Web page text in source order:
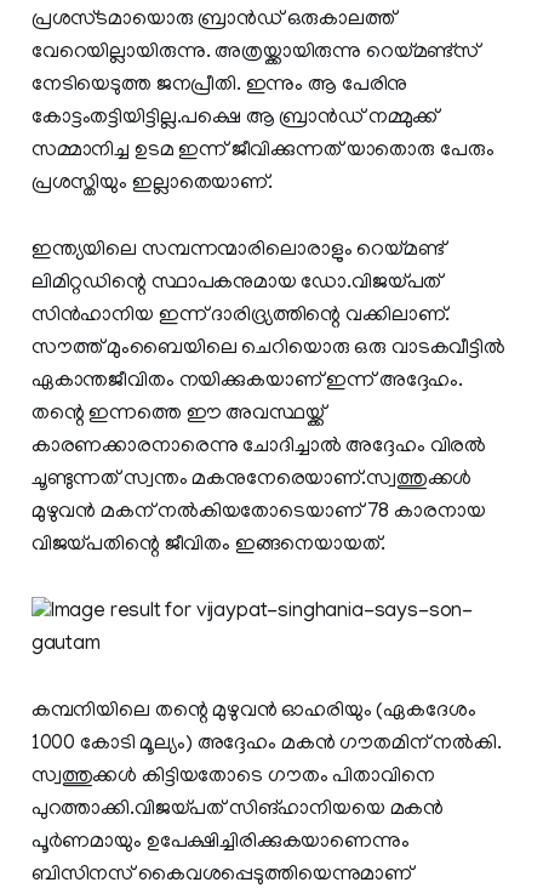
പ്രശസ്ടമായൊരു ബ്രാന്‍ഡ്‌ ഒരുകാലത്ത്
വേറെയില്ലായിരുന്നു. അത്രയ്ക്കായിരുന്നു റെയ്മണ്ട്സ്
നേടിയെടുത്ത ജനപ്രീതി. ഇന്നും ആ പേരിനു
കോട്ടംതട്ടിയിട്ടില്ല.പക്ഷെ ആ ബ്രാന്‍ഡ്‌ നമ്മുക്ക്
സമ്മാനിച്ച ഉടമ ഇന്ന് ജീവിക്കുന്നത് യാതൊരു പേരും
പ്രശസ്തിയും ഇല്ലാതെയാണ്.
ഇന്ത്യയിലെ സമ്പന്നന്മാരിലൊരാളും റെയ്‌മണ്ട്
ലിമിറ്റഡിന്റെ സ്ഥാപകനുമായ ഡോ.വിജയ്‌പത്
സിൻഹാനിയ ഇന്ന് ദാരിദ്ര്യത്തിന്റെ വക്കിലാണ്.
സൗത്ത് മുംബൈയിലെ ചെറിയൊരു ഒരു വാടകവീട്ടില്‍
ഏകാന്തജീവിതം നയിക്കുകയാണ് ഇന്ന് അദ്ദേഹം.
തന്റെ ഇന്നത്തെ ഈ അവസ്ഥയ്ക്ക്
കാരണക്കാരനാരെന്നു ചോദിച്ചാൽ അദ്ദേഹം വിരൽ
ചൂണ്ടുന്നത് സ്വന്തം മകനുനേരെയാണ്.സ്വത്തുക്കൾ
മുഴുവൻ മകന് നൽകിയതോടെയാണ് 78 കാരനായ
വിജയ്‌പതിന്റെ ജീവിതം ഇങ്ങനെയായത്.
കമ്പനിയിലെ തന്റെ മുഴുവൻ ഓഹരിയും (ഏകദേശം
1000 കോടി മൂല്യം) അദ്ദേഹം മകൻ ഗൗതമിന് നൽകി.
സ്വത്തുക്കൾ കിട്ടിയതോടെ ഗൗതം പിതാവിനെ
പുറത്താക്കി.വിജയ്‌‌പത് സിങ്ഹാനിയയെ മകൻ
പൂർണമായും ഉപേക്ഷിച്ചിരിക്കുകയാണെന്നും
ബിസിനസ് കൈവശപ്പെടുത്തിയെന്നുമാണ്